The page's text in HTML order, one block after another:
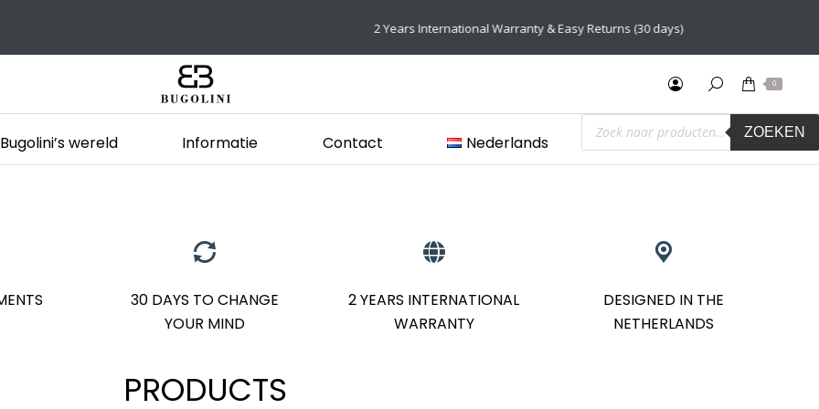
0
Bugolini’s wereld Informatie Contact Nederlands
Producten
zoeken ZOEKEN
30 DAYS TO CHANGE
YOUR MIND
2 YEARS INTERNATIONAL
WARRANTY
DESIGNED IN THE
NETHERLANDS
PRODUCTS
2 Years International Warranty & Easy Returns (30 days)